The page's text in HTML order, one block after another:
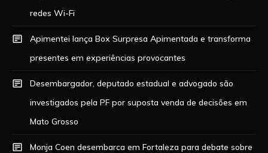
redes Wi-Fi
Apimentei lança Box Surpresa Apimentada e transforma
presentes em experiências provocantes
Desembargador, deputado estadual e advogado são
investigados pela PF por suposta venda de decisões em
Mato Grosso
Monja Coen desembarca em Fortaleza para debate sobre